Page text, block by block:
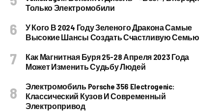
Только Электромобили
У Кого В 2024 Году Зеленого Дракона Самые
Высокие Шансы Создать Счастливую Семью
Как Магнитная Буря 25-28 Апреля 2023 Года
Может Изменить Судьбу Людей
Электромобиль Porsche 356 Electrogenic:
Классический Кузов И Современный
Электропривод